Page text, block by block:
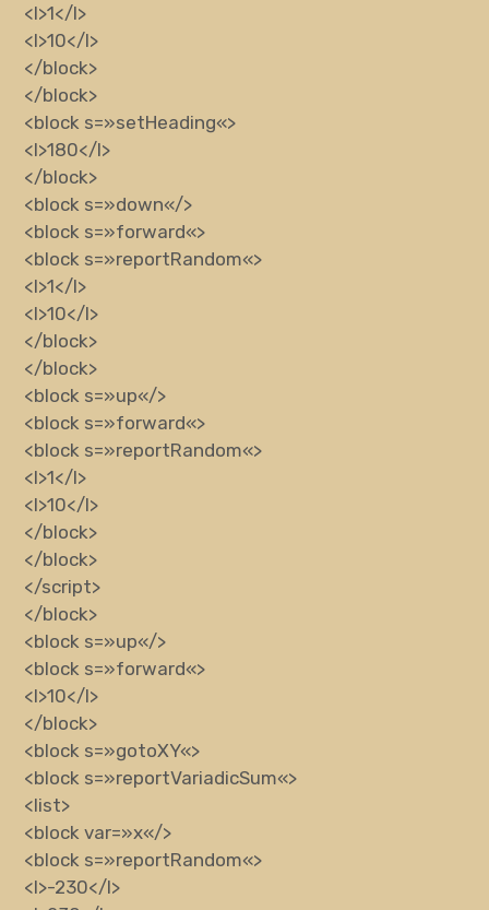
<l>1</l>
<l>10</l>
</block>
</block>
<block s=»setHeading«>
<l>180</l>
</block>
<block s=»down«/>
<block s=»forward«>
<block s=»reportRandom«>
<l>1</l>
<l>10</l>
</block>
</block>
<block s=»up«/>
<block s=»forward«>
<block s=»reportRandom«>
<l>1</l>
<l>10</l>
</block>
</block>
</script>
</block>
<block s=»up«/>
<block s=»forward«>
<l>10</l>
</block>
<block s=»gotoXY«>
<block s=»reportVariadicSum«>
<list>
<block var=»x«/>
<block s=»reportRandom«>
<l>-230</l>